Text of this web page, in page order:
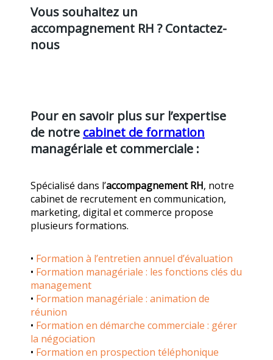
Vous souhaitez un
accompagnement RH ? Contactez-
nous
Pour en savoir plus sur l’expertise
de notre cabinet de formation
managériale et commerciale :
Spécialisé dans l’accompagnement RH, notre
cabinet de recrutement en communication,
marketing, digital et commerce propose
plusieurs formations.
• Formation à l’entretien annuel d’évaluation
• Formation managériale : les fonctions clés du
management
• Formation managériale : animation de
réunion
• Formation en démarche commerciale : gérer
la négociation
• Formation en prospection téléphonique